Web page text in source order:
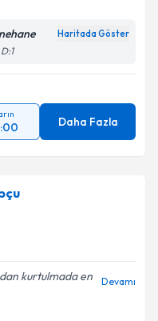
Haritada Göster
Daha Fazla
kurtulmada en
Devamı